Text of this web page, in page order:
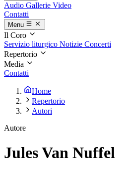
Audio Gallerie Video
Contatti
Menu
Il Coro
Servizio liturgico Notizie Concerti
Repertorio
Media
Contatti
Home
Repertorio
Autori
Autore
Jules Van Nuffel